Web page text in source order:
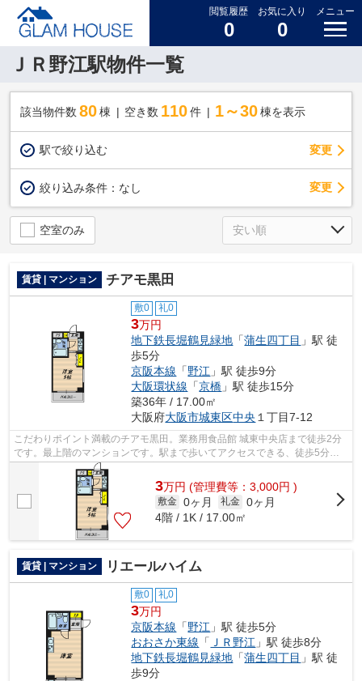
閲覧履歴
0
お気に入り
0
メニュー
ＪＲ野江駅物件一覧
該当物件数 80棟 空き数 110 件 1～30 棟を表示
駅で絞り込む 変更
絞り込み条件： なし 変更
空室のみ
賃貸 | マンション チアモ黒田
敷0 礼0
3万円
地下鉄長堀鶴見緑地 「蒲生四丁目 」駅 徒
歩5分
京阪本線 「野江 」駅 徒歩9分
大阪環状線 「京橋 」駅 徒歩15分
築36年 / 17.00㎡
大阪府大阪市城東区中央 １丁目7-12
こだわりポイント満載のチアモ黒田。業務用食品館 城東中央店まで徒歩2分
です。最上階のマンションです。駅まで歩いてアクセスできる、徒歩5分の
距離に立地する物件です。大阪市城東区...
3万円 (管理費等：3,000円 )
敷金 0ヶ月 礼金 0ヶ月
4階 / 1K / 17.00㎡
賃貸 | マンション リエールハイム
敷0 礼0
3万円
京阪本線 「野江 」駅 徒歩5分
おおさか東線 「 ＪＲ野江 」駅 徒歩8分
地下鉄長堀鶴見緑地 「蒲生四丁目 」駅 徒
歩9分